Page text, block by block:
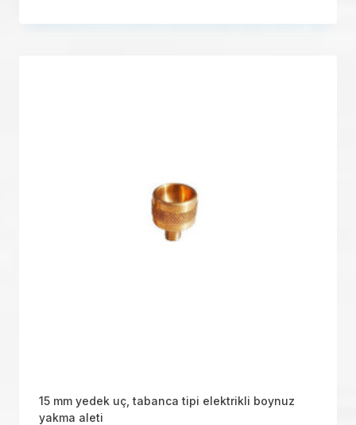
15 mm yedek uç, tabanca tipi elektrikli boynuz
yakma aleti